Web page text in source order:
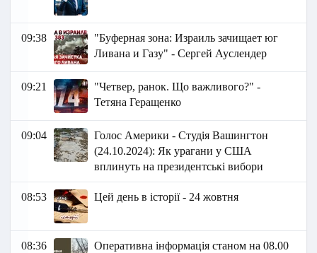
09:38
"Буферная зона: Израиль зачищает юг
Ливана и Газу" - Сергей Ауслендер
09:21
"Четвер, ранок. Що важливого?" -
Тетяна Геращенко
09:04
Голос Америки - Студія Вашингтон
(24.10.2024): Як урагани у США
вплинуть на президентські вибори
08:53 Цей день в історії - 24 жовтня
08:36
Оперативна інформація станом на 08.00